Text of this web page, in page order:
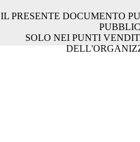
IL PRESENTE DOCUMENTO
SOLO NEI PUNTI